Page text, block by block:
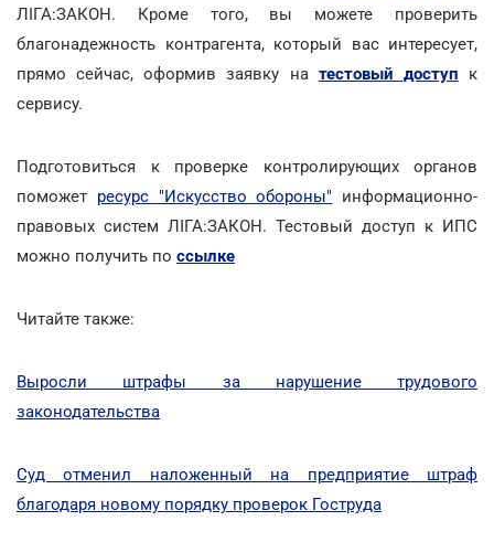
ЛІГА:ЗАКОН. Кроме того, вы можете проверить
благонадежность контрагента, который вас интересует,
прямо сейчас, оформив заявку на тестовый доступ к
сервису.
Подготовиться к проверке контролирующих органов
поможет ресурс "Искусство обороны" информационно-
правовых систем ЛІГА:ЗАКОН. Тестовый доступ к ИПС
можно получить по ссылке
Читайте также:
Выросли штрафы за нарушение трудового
законодательства
Суд отменил наложенный на предприятие штраф
благодаря новому порядку проверок Гоструда